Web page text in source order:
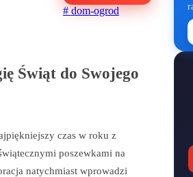
#dom-ogrod
Świąt do Swojego
czas w roku z
poszewkami na
natychmiast wprowadzi